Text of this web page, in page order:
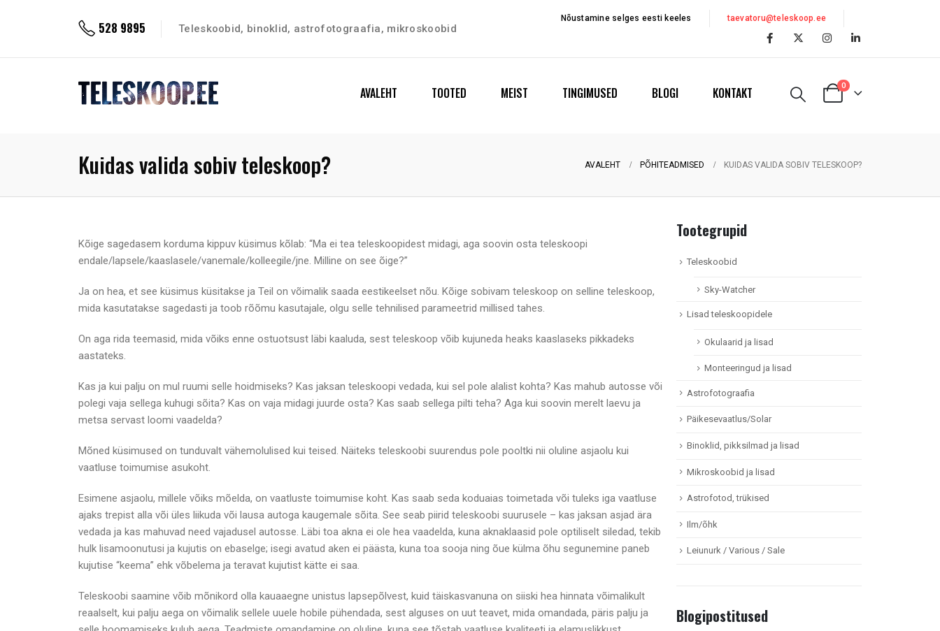
528 9895 Teleskoobid, binoklid, astrofotograafia, mikroskoobid
Nõustamine selges eesti keeles taevatoru@teleskoop.ee
AVALEHT TOOTED MEIST TINGIMUSED BLOGI KONTAKT 0
Kuidas valida sobiv teleskoop? AVALEHT PÕHITEADMISED KUIDAS VALIDA SOBIV TELESKOOP?
Kõige sagedasem korduma kippuv küsimus kõlab: “Ma ei tea teleskoopidest midagi, aga soovin osta teleskoopi
endale/lapsele/kaaslasele/vanemale/kolleegile/jne. Milline on see õige?”
Ja on hea, et see küsimus küsitakse ja Teil on võimalik saada eestikeelset nõu. Kõige sobivam teleskoop on selline teleskoop,
mida kasutatakse sagedasti ja toob rõõmu kasutajale, olgu selle tehnilised parameetrid millised tahes.
On aga rida teemasid, mida võiks enne ostuotsust läbi kaaluda, sest teleskoop võib kujuneda heaks kaaslaseks pikkadeks
aastateks.
Kas ja kui palju on mul ruumi selle hoidmiseks? Kas jaksan teleskoopi vedada, kui sel pole alalist kohta? Kas mahub autosse või
polegi vaja sellega kuhugi sõita? Kas on vaja midagi juurde osta? Kas saab sellega pilti teha? Aga kui soovin merelt laevu ja
metsa servast loomi vaadelda?
Mõned küsimused on tunduvalt vähemolulised kui teised. Näiteks teleskoobi suurendus pole pooltki nii oluline asjaolu kui
vaatluse toimumise asukoht.
Esimene asjaolu, millele võiks mõelda, on vaatluste toimumise koht. Kas saab seda koduaias toimetada või tuleks iga vaatluse
ajaks trepist alla või üles liikuda või lausa autoga kaugemale sõita. See seab piirid teleskoobi suurusele – kas jaksan asjad ära
vedada ja kas mahuvad need vajadusel autosse. Läbi toa akna ei ole hea vaadelda, kuna aknaklaasid pole optiliselt siledad, tekib
hulk lisamoonutusi ja kujutis on ebaselge; isegi avatud aken ei päästa, kuna toa sooja ning õue külma õhu segunemine paneb
kujutise “keema” ehk võbelema ja teravat kujutist kätte ei saa.
Teleskoobi saamine võib mõnikord olla kauaaegne unistus lapsepõlvest, kuid täiskasvanuna on siiski hea hinnata võimalikult
reaalselt, kui palju aega on võimalik sellele uuele hobile pühendada, sest alguses on uut teavet, mida omandada, päris palju ja
Tootegrupid
Teleskoobid
Sky-Watcher
Lisad teleskoopidele
Okulaarid ja lisad
Monteeringud ja lisad
Astrofotograafia
Päikesevaatlus/Solar
Binoklid, pikksilmad ja lisad
Mikroskoobid ja lisad
Astrofotod, trükised
Ilm/õhk
Leiunurk / Various / Sale
Blogipostitused